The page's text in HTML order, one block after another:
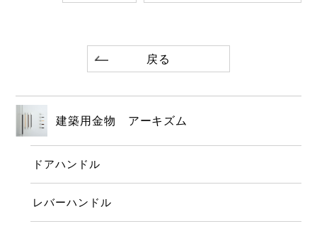
戻る
建築用金物 アーキズム
ドアハンドル
レバーハンドル